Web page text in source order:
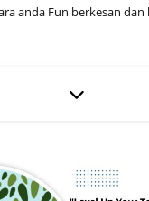
anda Fun berkesan